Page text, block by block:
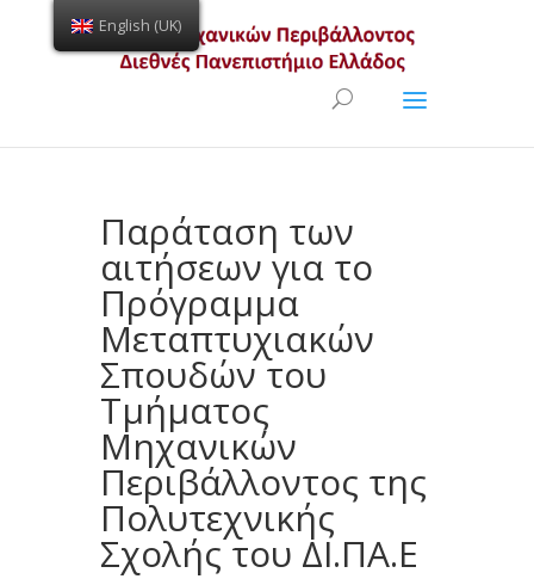
Open toolbar
Παράταση των
αιτήσεων για το
Πρόγραμμα
Μεταπτυχιακών
Σπουδών του
Τμήματος
Μηχανικών
Περιβάλλοντος της
Πολυτεχνικής
Σχολής του ΔΙ.ΠΑ.Ε
English (UK)